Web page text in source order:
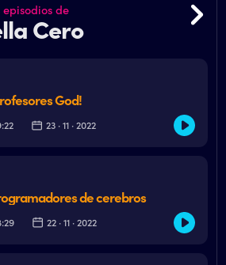
de
Cero
God!
23 · 11 · 2022
de cerebros
22 · 11 · 2022